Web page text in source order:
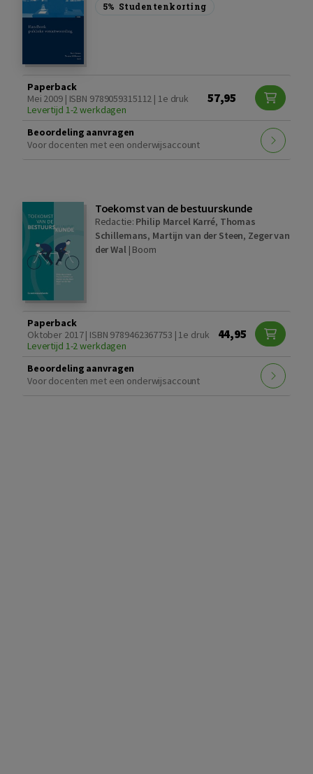
5% Studentenkorting
Paperback
Mei 2009 | ISBN 9789059315112 | 1e druk
Levertijd 1-2 werkdagen
57,95
Beoordeling aanvragen
Voor docenten met een onderwijsaccount
Toekomst van de bestuurskunde
Redactie: Philip Marcel Karré, Thomas
Schillemans, Martijn van der Steen, Zeger van
der Wal| Boom
Paperback
Oktober 2017 | ISBN 9789462367753 | 1e druk
Levertijd 1-2 werkdagen
44,95
Beoordeling aanvragen
Voor docenten met een onderwijsaccount